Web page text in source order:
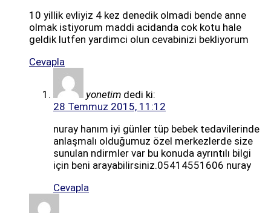
10 yillik evliyiz 4 kez denedik olmadi bende anne
olmak istiyorum maddi acidanda cok kotu hale
geldik lutfen yardimci olun cevabinizi bekliyorum
Cevapla
yonetim dedi ki:
28 Temmuz 2015, 11:12
nuray hanım iyi günler tüp bebek tedavilerinde
anlaşmalı olduğumuz özel merkezlerde size
sunulan ndirmler var bu konuda ayrıntılı bilgi
için beni arayabilirsiniz.05414551606 nuray
Cevapla